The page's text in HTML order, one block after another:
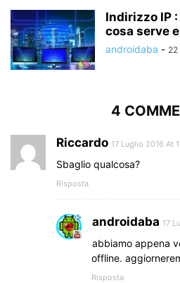
Indirizzo IP
cosa serve
androidaba - 22
4
Riccardo 17 Luglio 2016 At
Sbaglio qualcosa?
Risposta
androidaba 17
abbiamo appena
offline.
Risposta